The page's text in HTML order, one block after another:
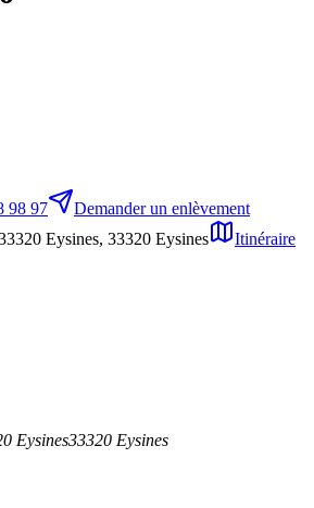
98 97
Demander un enlèvement
Eysines, 33320 Eysines Itinéraire
Eysines33320 Eysines